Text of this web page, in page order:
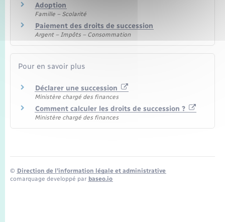
Adoption
Famille – Scolarité
Paiement des droits de succession
Argent – Impôts – Consommation
Pour en savoir plus
Déclarer une succession
Ministère chargé des finances
Comment calculer les droits de succession ?
Ministère chargé des finances
© Direction de l’information légale et administrative
comarquage developpé par baseo.io